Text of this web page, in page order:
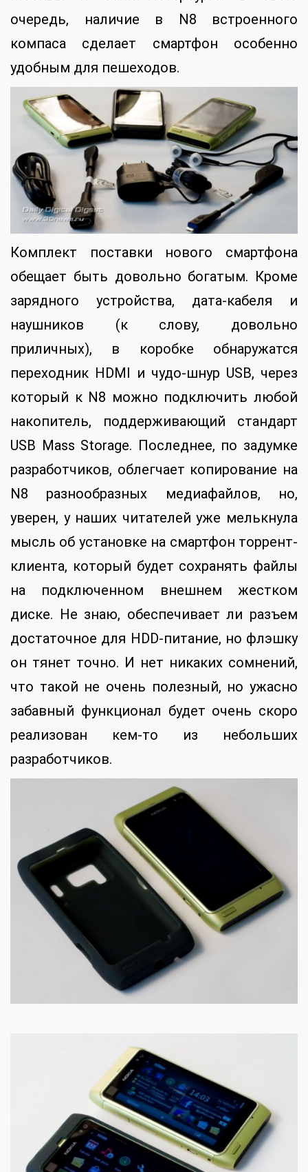
очередь, наличие в N8 встроенного
компаса сделает смартфон особенно
удобным для пешеходов.
Комплект поставки нового смартфона
обещает быть довольно богатым. Кроме
зарядного устройства, дата-кабеля и
наушников (к слову, довольно
приличных), в коробке обнаружатся
переходник HDMI и чудо-шнур USB, через
который к N8 можно подключить любой
накопитель, поддерживающий стандарт
USB Mass Storage. Последнее, по задумке
разработчиков, облегчает копирование на
N8 разнообразных медиафайлов, но,
уверен, у наших читателей уже мелькнула
мысль об установке на смартфон торрент-
клиента, который будет сохранять файлы
на подключенном внешнем жестком
диске. Не знаю, обеспечивает ли разъем
достаточное для HDD-питание, но флэшку
он тянет точно. И нет никаких сомнений,
что такой не очень полезный, но ужасно
забавный функционал будет очень скоро
реализован кем-то из небольших
разработчиков.